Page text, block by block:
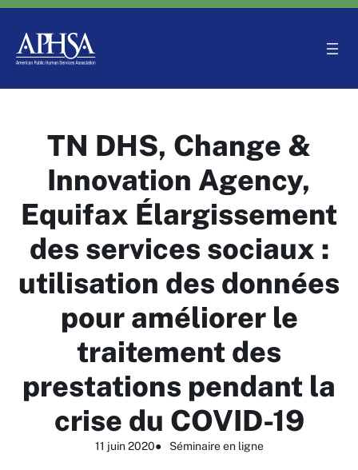
Aller
contenu
TN DHS, Change &
Innovation Agency,
Equifax Élargissement
des services sociaux :
utilisation des données
pour améliorer le
traitement des
prestations pendant la
crise du COVID-19
11 juin 2020● Séminaire en ligne